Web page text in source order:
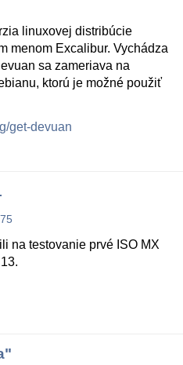
linuxovej distribúcie
menom Excalibur. Vychádza
sa zameriava na
ktorú je možné použiť
get-devuan
na testovanie prvé ISO MX